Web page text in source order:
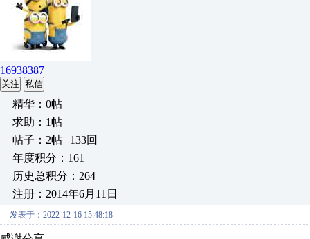
16938387
关注 私信
精华：0帖
求助：1帖
帖子：2帖 | 133回
年度积分：161
历史总积分：264
注册：2014年6月11日
发表于：2022-12-16 15:48:18